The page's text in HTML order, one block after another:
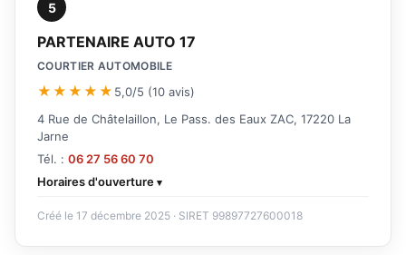
5
PARTENAIRE AUTO 17
COURTIER AUTOMOBILE
★★★★★ 5,0/5 (10 avis)
4 Rue de Châtelaillon, Le Pass. des Eaux ZAC, 17220 La
Jarne
Tél. : 06 27 56 60 70
Horaires d'ouverture
Créé le 17 décembre 2025 · SIRET 99897727600018